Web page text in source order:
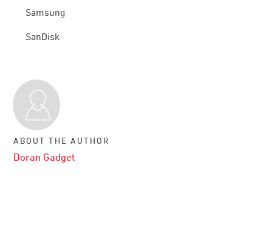
Samsung
SanDisk
ABOUT THE AUTHOR
Doran Gadget